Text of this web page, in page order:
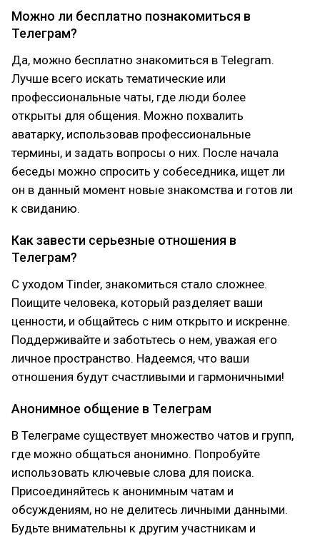
Можно ли бесплатно познакомиться в
Телеграм?
Да, можно бесплатно знакомиться в Telegram.
Лучше всего искать тематические или
профессиональные чаты, где люди более
открыты для общения. Можно похвалить
аватарку, использовав профессиональные
термины, и задать вопросы о них. После начала
беседы можно спросить у собеседника, ищет ли
он в данный момент новые знакомства и готов ли
к свиданию.
Как завести серьезные отношения в
Телеграм?
С уходом Tinder, знакомиться стало сложнее.
Поищите человека, который разделяет ваши
ценности, и общайтесь с ним открыто и искренне.
Поддерживайте и заботьтесь о нем, уважая его
личное пространство. Надеемся, что ваши
отношения будут счастливыми и гармоничными!
Анонимное общение в Телеграм
В Телеграме существует множество чатов и групп,
где можно общаться анонимно. Попробуйте
использовать ключевые слова для поиска.
Присоединяйтесь к анонимным чатам и
обсуждениям, но не делитесь личными данными.
Будьте внимательны к другим участникам и